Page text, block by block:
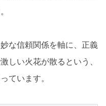
な信頼関係を軸に、正義
しい火花が散るという、
ています。